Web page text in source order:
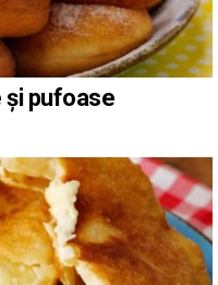
și pufoase